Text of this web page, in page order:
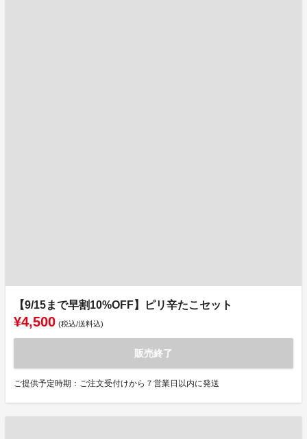
【9/15まで早割10%OFF】ピリ辛たこセット
¥4,500 (税込/送料込)
販売終了
ご提供予定時期：ご注文受付けから７営業日以内に発送